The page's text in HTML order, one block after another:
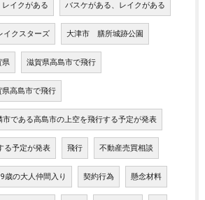
イクがある バスケがある、レイクがある
イクスターズ 大津市 膳所城跡公園
県 滋賀県高島市で飛行
高島市で飛行
市である高島市の上空を飛行する予定が発表
る予定が発表 飛行 不動産売買相談
歳の大人仲間入り 契約行為 懸念材料